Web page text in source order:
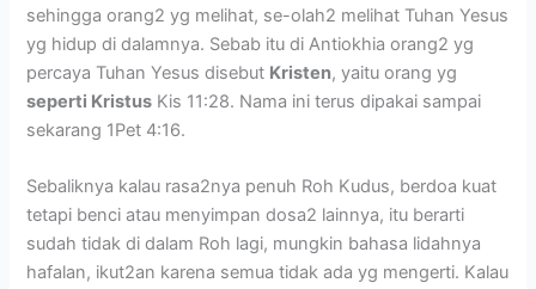
sehingga orang2 yg melihat, se-olah2 melihat Tuhan Yesus
yg hidup di dalamnya. Sebab itu di Antiokhia orang2 yg
percaya Tuhan Yesus disebut Kristen, yaitu orang yg
seperti Kristus Kis 11:28. Nama ini terus dipakai sampai
sekarang 1Pet 4:16.
Sebaliknya kalau rasa2nya penuh Roh Kudus, berdoa kuat
tetapi benci atau menyimpan dosa2 lainnya, itu berarti
sudah tidak di dalam Roh lagi, mungkin bahasa lidahnya
hafalan, ikut2an karena semua tidak ada yg mengerti. Kalau